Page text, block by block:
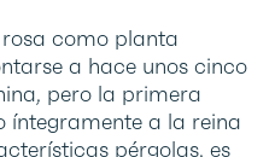
como planta
a hace unos cinco
pero la primera
íntegramente a la reina
pérgolas, es